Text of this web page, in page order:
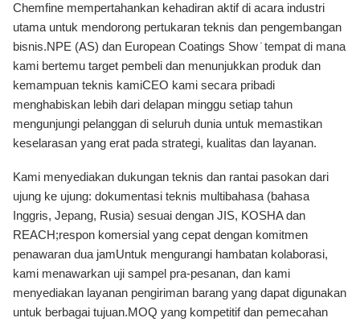
Chemfine mempertahankan kehadiran aktif di acara industri
utama untuk mendorong pertukaran teknis dan pengembangan
bisnis.NPE (AS) dan European Coatings Show ̇ tempat di mana
kami bertemu target pembeli dan menunjukkan produk dan
kemampuan teknis kamiCEO kami secara pribadi
menghabiskan lebih dari delapan minggu setiap tahun
mengunjungi pelanggan di seluruh dunia untuk memastikan
keselarasan yang erat pada strategi, kualitas dan layanan.
Kami menyediakan dukungan teknis dan rantai pasokan dari
ujung ke ujung: dokumentasi teknis multibahasa (bahasa
Inggris, Jepang, Rusia) sesuai dengan JIS, KOSHA dan
REACH;respon komersial yang cepat dengan komitmen
penawaran dua jamUntuk mengurangi hambatan kolaborasi,
kami menawarkan uji sampel pra-pesanan, dan kami
menyediakan layanan pengiriman barang yang dapat digunakan
untuk berbagai tujuan.MOQ yang kompetitif dan pemecahan